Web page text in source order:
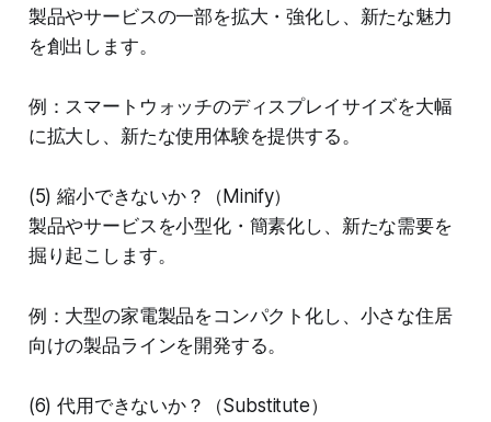
製品やサービスの一部を拡大・強化し、新たな魅力
を創出します。
例：スマートウォッチのディスプレイサイズを大幅
に拡大し、新たな使用体験を提供する。
(5) 縮小できないか？（Minify）
製品やサービスを小型化・簡素化し、新たな需要を
掘り起こします。
例：大型の家電製品をコンパクト化し、小さな住居
向けの製品ラインを開発する。
(6) 代用できないか？（Substitute）